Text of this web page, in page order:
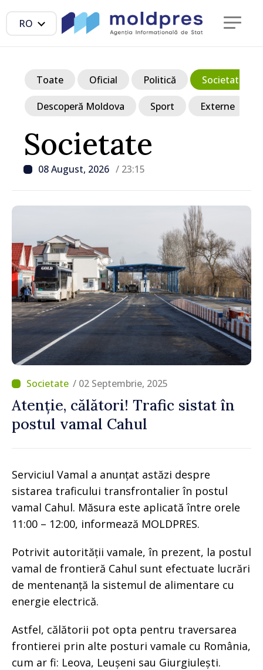
RO
Societate
08 August, 2026 / 23:15
Toate Oficial Politică Societate
Descoperă Moldova Sport Externe
/ 02 Septembrie, 2025
Atenție, călători! Trafic sistat în
postul vamal Cahul
Serviciul Vamal a anunțat astăzi despre
sistarea traficului transfrontalier în postul
vamal Cahul. Măsura este aplicată între orele
11:00 – 12:00, informează MOLDPRES.
Potrivit autorității vamale, în prezent, la postul
vamal de frontieră Cahul sunt efectuate lucrări
de mentenanță la sistemul de alimentare cu
energie electrică.
Astfel, călătorii pot opta pentru traversarea
frontierei prin alte posturi vamale cu România,
cum ar fi: Leova, Leușeni sau Giurgiulești.